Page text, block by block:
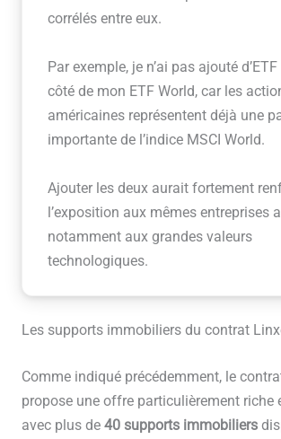
corrélés entre eux.
Par exemple, je n’ai pas ajouté
côté de mon ETF World, car les
américaines représentent déjà une
importante de l’indice MSCI World.
Ajouter les deux aurait fortement
l’exposition aux mêmes entreprises
notamment aux grandes valeurs
technologiques.
Les supports immobiliers du contrat
Comme indiqué précédemment, le
propose une offre particulièrement riche
avec plus de 40 supports immobiliers